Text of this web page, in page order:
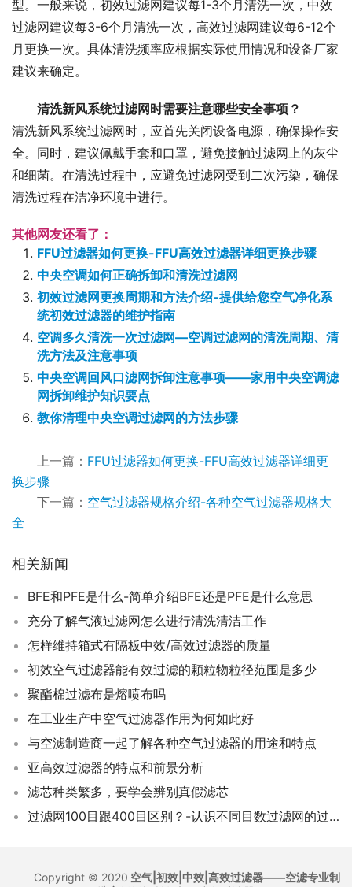
型。一般来说，初效过滤网建议每1-3个月清洗一次，中效
过滤网建议每3-6个月清洗一次，高效过滤网建议每6-12个
月更换一次。具体清洗频率应根据实际使用情况和设备厂家
建议来确定。
清洗新风系统过滤网时需要注意哪些安全事项？
清洗新风系统过滤网时，应首先关闭设备电源，确保操作安
全。同时，建议佩戴手套和口罩，避免接触过滤网上的灰尘
和细菌。在清洗过程中，应避免过滤网受到二次污染，确保
清洗过程在洁净环境中进行。
其他网友还看了：
FFU过滤器如何更换-FFU高效过滤器详细更换步骤
中央空调如何正确拆卸和清洗过滤网
初效过滤网更换周期和方法介绍-提供给您空气净化系
统初效过滤器的维护指南
空调多久清洗一次过滤网—空调过滤网的清洗周期、清
洗方法及注意事项
中央空调回风口滤网拆卸注意事项——家用中央空调滤
网拆卸维护知识要点
教你清理中央空调过滤网的方法步骤
上一篇： FFU过滤器如何更换-FFU高效过滤器详细更
换步骤
下一篇： 空气过滤器规格介绍-各种空气过滤器规格大
全
相关新闻
BFE和PFE是什么-简单介绍BFE还是PFE是什么意思
充分了解气液过滤网怎么进行清洗清洁工作
怎样维持箱式有隔板中效/高效过滤器的质量
初效空气过滤器能有效过滤的颗粒物粒径范围是多少
聚酯棉过滤布是熔喷布吗
在工业生产中空气过滤器作用为何如此好
与空滤制造商一起了解各种空气过滤器的用途和特点
亚高效过滤器的特点和前景分析
滤芯种类繁多，要学会辨别真假滤芯
过滤网100目跟400目区别？-认识不同目数过滤网的过滤粒径范围
Copyright © 2020 空气|初效|中效|高效过滤器——空滤专业制